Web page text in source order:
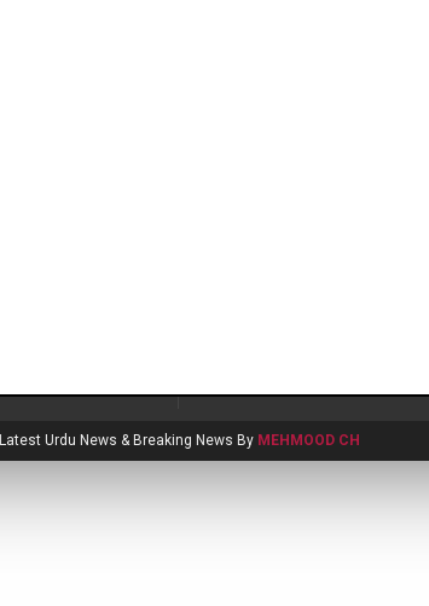
Latest Urdu News & Breaking News By MEHMOOD CH